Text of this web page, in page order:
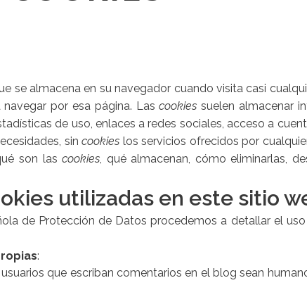
se almacena en su navegador cuando visita casi
por esa página. Lascookies suelen almacenar
de uso, enlaces a redes sociales, acceso a
sincookies los servicios ofrecidos por
son lascookies, qué almacenan, cómo eliminarlas,
utilizadas en este sitio
de Protección de Datos procedemos a detallar el
:
que escriban comentarios en el blog sean